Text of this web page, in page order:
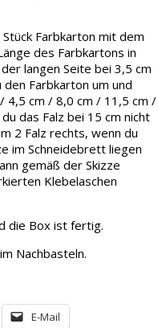
Farbkarton mit dem
des Farbkartons in
langen Seite bei 3,5 cm
Farbkarton um und
4,5 cm / 8,0 cm / 11,5 cm /
das Falz bei 15 cm nicht
2 Falz rechts, wenn du
im Schneidebrett liegen
gemäß der Skizze
Klebelaschen
die Box ist fertig.
Nachbasteln.
E-Mail